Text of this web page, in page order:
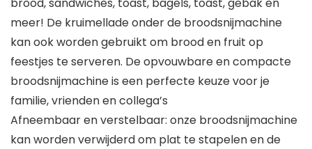
brood, sandwiches, toast, bagels, toast, gebak en
meer! De kruimellade onder de broodsnijmachine
kan ook worden gebruikt om brood en fruit op
feestjes te serveren. De opvouwbare en compacte
broodsnijmachine is een perfecte keuze voor je
familie, vrienden en collega’s
Afneembaar en verstelbaar: onze broodsnijmachine
kan worden verwijderd om plat te stapelen en de